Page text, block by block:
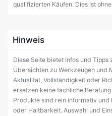
qualifizierten Käufen. Dies ist
Hinweis
Diese Seite bietet Infos und
Übersichten zu Werkzeugen und
Aktualität, Vollständigkeit oder
ersetzen keine fachliche
Produkte sind rein informativ
oder Haltbarkeit. Auswahl und